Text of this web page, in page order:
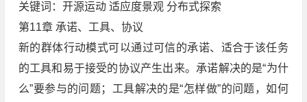
关键词：开源运动 适应度景观 分布式探索
第11章 承诺、工具、协议
新的群体行动模式可以通过可信的承诺、适合于该任务
的工具和易于接受的协议产生出来。承诺解决的是“为什
么”要参与的问题；工具解决的是“怎样做”的问题，如何